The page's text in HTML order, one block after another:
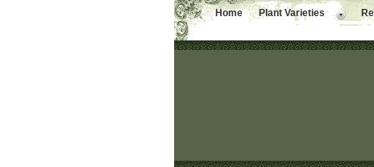
Home Plant Varieties